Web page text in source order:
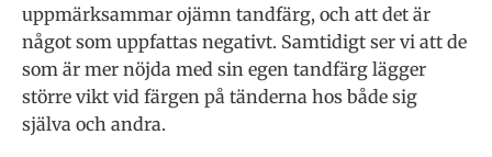
uppmärksammar ojämn tandfärg, och att det är
något som uppfattas negativt. Samtidigt ser vi att de
som är mer nöjda med sin egen tandfärg lägger
större vikt vid färgen på tänderna hos både sig
själva och andra.